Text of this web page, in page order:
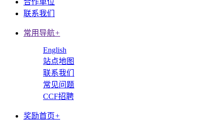
合作单位
联系我们
常用导航+
English
站点地图
联系我们
常见问题
CCF招聘
奖励首页+